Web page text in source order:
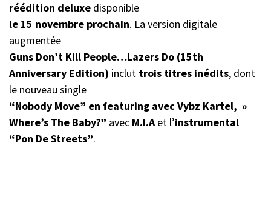
réédition deluxe disponible
le 15 novembre prochain. La version digitale
augmentée
Guns Don’t Kill People…Lazers Do (15th
Anniversary Edition) inclut trois titres inédits, dont
le nouveau single
“Nobody Move” en featuring avec Vybz Kartel, »
Where’s The Baby?” avec M.I.Aet l’instrumental
“Pon De Streets”.